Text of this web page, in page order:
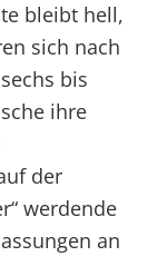
bleibt hell,
sich nach
bis
ihre
der
werdende
an